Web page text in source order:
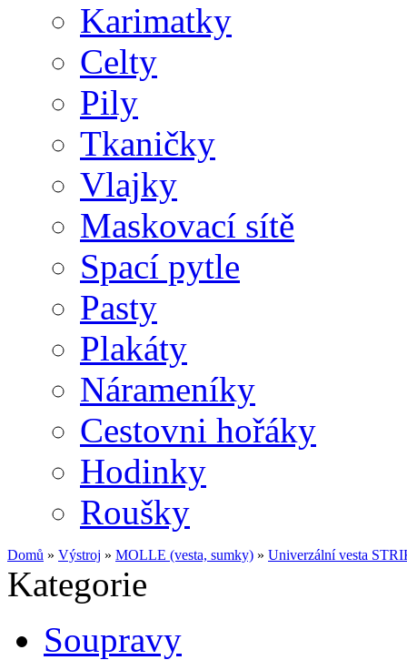
Karimatky
Celty
Pily
Tkaničky
Vlajky
Maskovací sítě
Spací pytle
Pasty
Plakáty
Nárameníky
Cestovni hořáky
Hodinky
Roušky
Domů » Výstroj » MOLLE (vesta, sumky) » Univerzální vesta
Kategorie
Soupravy